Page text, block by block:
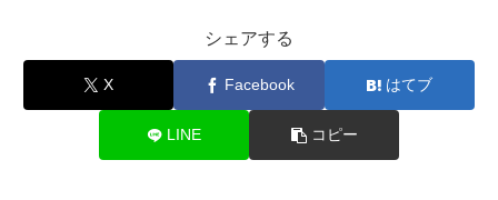
シェアする
X Facebook はてブ
LINE コピー